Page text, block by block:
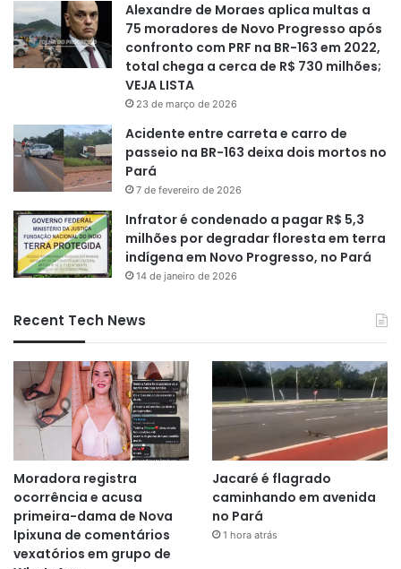
Alexandre de Moraes aplica multas a
75 moradores de Novo Progresso após
confronto com PRF na BR-163 em 2022,
total chega a cerca de R$ 730 milhões;
VEJA LISTA
23 de março de 2026
Acidente entre carreta e carro de
passeio na BR-163 deixa dois mortos no
Pará
7 de fevereiro de 2026
Infrator é condenado a pagar R$ 5,3
milhões por degradar floresta em terra
indígena em Novo Progresso, no Pará
14 de janeiro de 2026
Recent Tech News
Moradora registra
ocorrência e acusa
primeira-dama de Nova
Ipixuna de comentários
vexatórios em grupo de
Jacaré é flagrado
caminhando em avenida
no Pará
1 hora atrás